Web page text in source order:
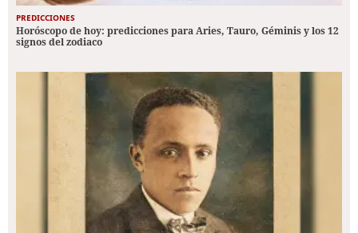
PREDICCIONES
Horóscopo de hoy: predicciones para Aries, Tauro, Géminis y los 12
signos del zodiaco